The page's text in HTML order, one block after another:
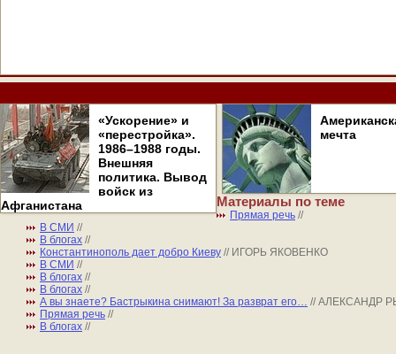
«Ускорение» и
«перестройка».
1986–1988 годы.
Внешняя
политика. Вывод
войск из
Афганистана
мечта
Материалы по теме
Прямая речь //
В СМИ //
В блогах //
Константинополь дает добро Киеву // ИГОРЬ ЯКОВЕНКО
В СМИ //
В блогах //
В блогах //
А вы знаете? Бастрыкина снимают! За разврат его… // АЛЕКСАНДР
Прямая речь //
В блогах //